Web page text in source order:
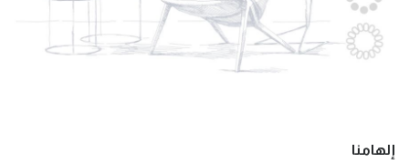
إلهامنا